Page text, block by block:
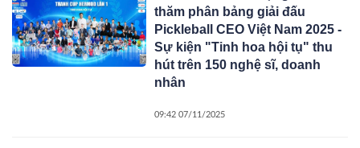
thăm phân bảng giải đấu
Pickleball CEO Việt Nam 2025 -
Sự kiện "Tinh hoa hội tụ" thu
hút trên 150 nghệ sĩ, doanh
nhân
09:42 07/11/2025